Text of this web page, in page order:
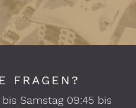
FRAGEN?
Samstag 09:45 bis